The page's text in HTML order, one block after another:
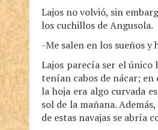
Lajos no volvió, sin
los cuchillos de Angusola.
-Me salen en los sueños
Lajos parecía ser el
tenían cabos de nácar;
la hoja era algo curvada
sol de la mañana.
de estas navajas se abría